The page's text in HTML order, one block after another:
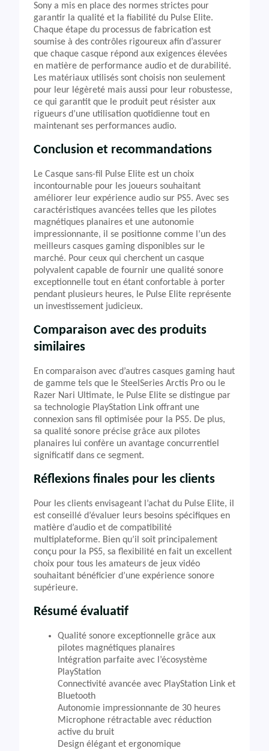
Sony a mis en place des normes strictes pour
garantir la qualité et la fiabilité du Pulse Elite.
Chaque étape du processus de fabrication est
soumise à des contrôles rigoureux afin d’assurer
que chaque casque répond aux exigences élevées
en matière de performance audio et de durabilité.
Les matériaux utilisés sont choisis non seulement
pour leur légèreté mais aussi pour leur robustesse,
ce qui garantit que le produit peut résister aux
rigueurs d’une utilisation quotidienne tout en
maintenant ses performances audio.
Conclusion et recommandations
Le Casque sans-fil Pulse Elite est un choix
incontournable pour les joueurs souhaitant
améliorer leur expérience audio sur PS5. Avec ses
caractéristiques avancées telles que les pilotes
magnétiques planaires et une autonomie
impressionnante, il se positionne comme l’un des
meilleurs casques gaming disponibles sur le
marché. Pour ceux qui cherchent un casque
polyvalent capable de fournir une qualité sonore
exceptionnelle tout en étant confortable à porter
pendant plusieurs heures, le Pulse Elite représente
un investissement judicieux.
Comparaison avec des produits
similaires
En comparaison avec d’autres casques gaming haut
de gamme tels que le SteelSeries Arctis Pro ou le
Razer Nari Ultimate, le Pulse Elite se distingue par
sa technologie PlayStation Link offrant une
connexion sans fil optimisée pour la PS5. De plus,
sa qualité sonore précise grâce aux pilotes
planaires lui confère un avantage concurrentiel
significatif dans ce segment.
Réflexions finales pour les clients
Pour les clients envisageant l’achat du Pulse Elite, il
est conseillé d’évaluer leurs besoins spécifiques en
matière d’audio et de compatibilité
multiplateforme. Bien qu’il soit principalement
conçu pour la PS5, sa flexibilité en fait un excellent
choix pour tous les amateurs de jeux vidéo
souhaitant bénéficier d’une expérience sonore
supérieure.
Résumé évaluatif
Qualité sonore exceptionnelle grâce aux
pilotes magnétiques planaires
Intégration parfaite avec l’écosystème
PlayStation
Connectivité avancée avec PlayStation Link et
Bluetooth
Autonomie impressionnante de 30 heures
Microphone rétractable avec réduction
active du bruit
Design élégant et ergonomique